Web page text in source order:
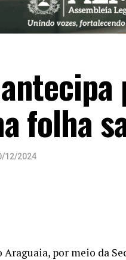
folha
12/2024
por meio da